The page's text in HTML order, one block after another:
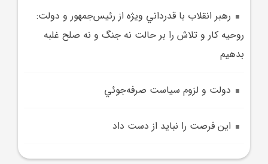
رهبر انقلاب با قدرداني ويژه از رئيس‌جمهور و دولت:
روحيه کار و تلاش را بر حالت نه جنگ و نه صلح غلبه
بدهيم
دولت و لزوم سياست صرفه‌جوئي
اين فرصت را نبايد از دست داد